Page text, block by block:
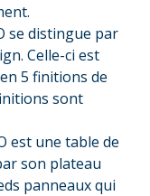
se distingue par
Celle-ci est
5 finitions de
sont
est une table de
son plateau
panneaux qui